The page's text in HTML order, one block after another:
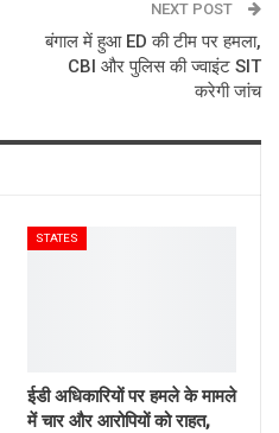
NEXT POST
बंगाल में हुआ ED की टीम पर हमला,
CBI और पुलिस की ज्वाइंट SIT
करेगी जांच
STATES
ईडी अधिकारियों पर हमले के मामले
में चार और आरोपियों को राहत,